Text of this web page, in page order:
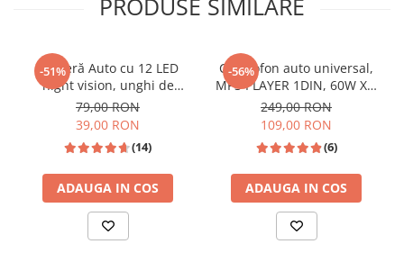
-51%
Cameră Auto cu 12 LED
night vision, unghi de
vizualizare 170°, rezistentă
la apă IPX6 si praf
79,00 RON
39,00 RON
(14)
ADAUGA IN COS
-56%
Casetofon auto universal,
MP3 PLAYER 1DIN, 60W X4,
Bluetooth,2X USB, CARD SD,
AUX, intrare RCA subwoofer
249,00 RON
109,00 RON
(6)
ADAUGA IN COS